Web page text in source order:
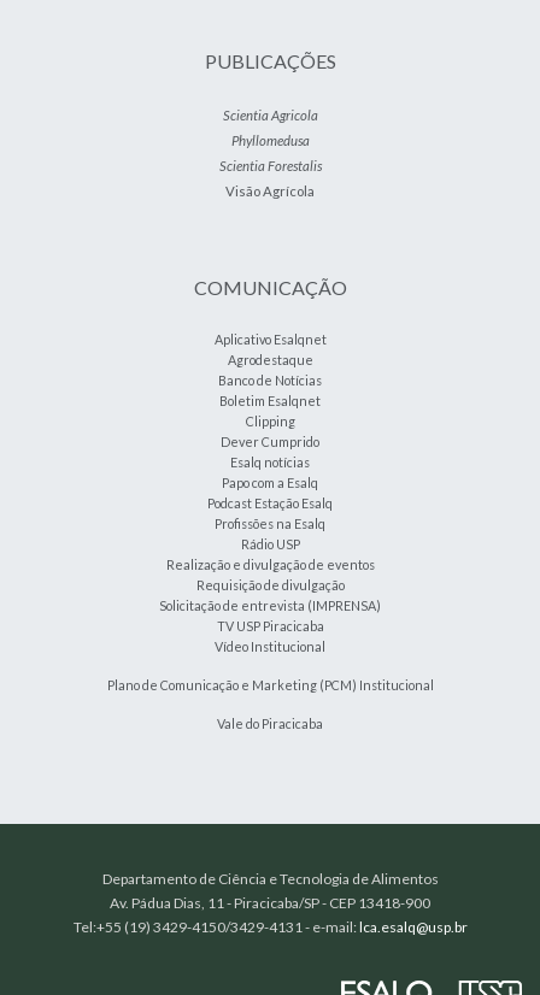
PUBLICAÇÕES
Scientia Agricola
Phyllomedusa
Scientia Forestalis
Visão Agrícola
COMUNICAÇÃO
Aplicativo Esalqnet
Agrodestaque
Banco de Notícias
Boletim Esalqnet
Clipping
Dever Cumprido
Esalq notícias
Papo com a Esalq
Podcast Estação Esalq
Profissões na Esalq
Rádio USP
Realização e divulgação de eventos
Requisição de divulgação
Solicitação de entrevista (IMPRENSA)
TV USP Piracicaba
Vídeo Institucional
Plano de Comunicação e Marketing (PCM) Institucional
Vale do Piracicaba
Departamento de Ciência e Tecnologia de Alimentos
Av. Pádua Dias, 11 - Piracicaba/SP - CEP 13418-900
Tel:+55 (19) 3429-4150/3429-4131 - e-mail:lca.esalq@usp.br